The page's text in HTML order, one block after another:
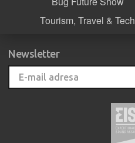
Tourism, Travel & Tech
Newsletter